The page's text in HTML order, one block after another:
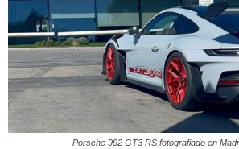
Porsche 992 GT3 RS fotografiado en